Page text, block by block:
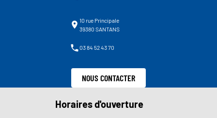
10 rue Principale
39380 SANTANS
03 84 52 43 70
NOUS CONTACTER
Horaires d'ouverture